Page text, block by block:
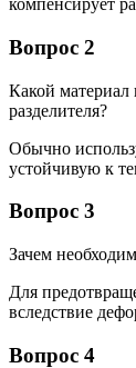
компенсирует
Вопрос 2
Какой
разделителя?
Обычно
устойчивую к
Вопрос 3
Зачем
Для
вследствие
Вопрос 4